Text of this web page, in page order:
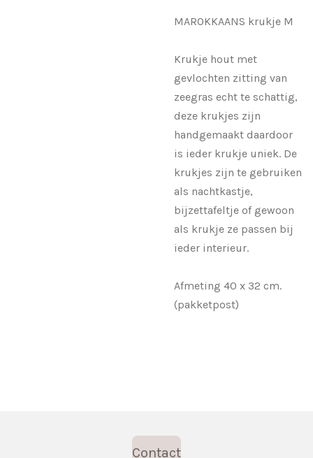
MAROKKAANS krukje M
Krukje hout met
gevlochten zitting van
zeegras echt te schattig,
deze krukjes zijn
handgemaakt daardoor
is ieder krukje uniek. De
krukjes zijn te gebruiken
als nachtkastje,
bijzettafeltje of gewoon
als krukje ze passen bij
ieder interieur.
Afmeting 40 x 32 cm.
(pakketpost)
Contact